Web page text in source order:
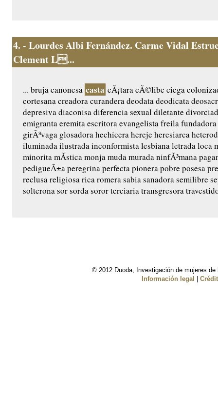
4. - Lourdes Albi Fernández. Carme Vidal
Clement L...
... bruja canonesa casta cÃ¡tara cÃ©libe ciega
cortesana creadora curandera deodata deodicata
depresiva diaconisa diferencia sexual diletante
emigranta eremita escritora evangelista freila
girÃ³vaga glosadora hechicera hereje heresiarca
iluminada ilustrada inconformista lesbiana letrada loca
minorita mÃ­stica monja muda murada ninfÃ³mana
pedigueÃ±a peregrina perfecta pionera pobre posesa
reclusa religiosa rica romera sabia sanadora semilibre
solterona sor sorda soror terciaria transgresora
© 2012 Duoda, Investigación de mujeres
Información legal